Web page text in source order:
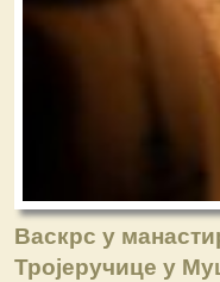
Васкрс у
Тројеручице у